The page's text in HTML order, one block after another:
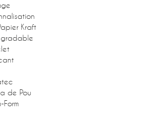
Kraft
de Pou
Form